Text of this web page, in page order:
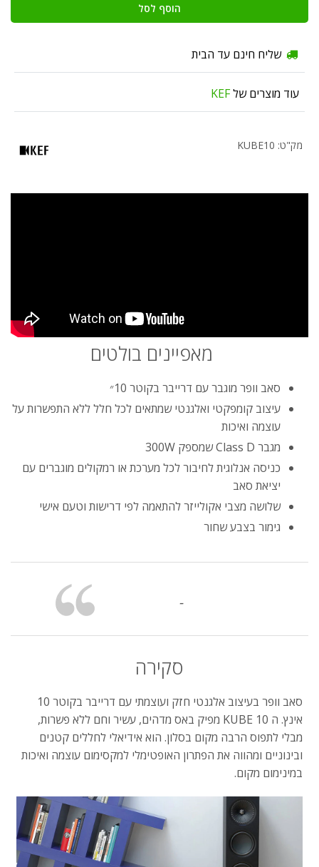
הוסף לסל
שליח חינם עד הבית
עוד מוצרים שלKEF
מק"ט: KUBE10
מאפיינים בולטים
סאב וופר מוגבר עם דרייבר בקוטר 10״
עיצוב קומפקטי ואלגנטי שמתאים לכל חלל ללא התפשרות על
עוצמה ואיכות
מגבר Class D שמספק 300W
כניסה אנלוגית לחיבור לכל מערכת או רמקולים מוגברים עם
יציאת סאב
שלושה מצבי אקולייזר להתאמה לפי דרישות וטעם אישי
גימור בצבע שחור
-
סקירה
סאב וופר בעיצוב אלגנטי חזק ועוצמתי עם דרייבר בקוטר 10
אינץ. ה KUBE 10 מפיק באס מדהים, עשיר וחם ללא פשרות,
מבלי לתפוס הרבה מקום בסלון. הוא אידיאלי לחללים קטנים
ובינוניים ומהווה את הפתרון האופטימלי למקסימום עוצמה ואיכות
במינימום מקום.